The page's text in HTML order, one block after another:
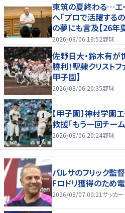
東筑の夏終わる…エ
へ「プロで活躍する
の夢にも言及【26年
2026/08/06 19:52野球
佐野日大・鈴木有
勝利！聖隷クリスト
甲子園】
2026/08/06 20:35野球
【甲子園】神村学園
救援「もう一回チー
2026/08/06 20:24野球
バルサのフリック監
Fロドリ獲得のた
2026/08/07 00:21サッカー